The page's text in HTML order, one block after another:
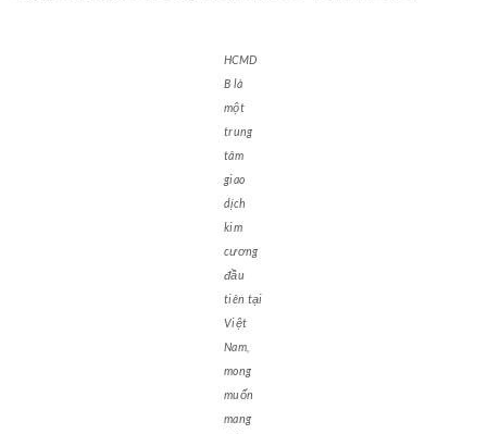
HCMD
B là
một
trung
tâm
giao
dịch
kim
cương
đầu
tiên tại
Việt
Nam,
mong
muốn
mang